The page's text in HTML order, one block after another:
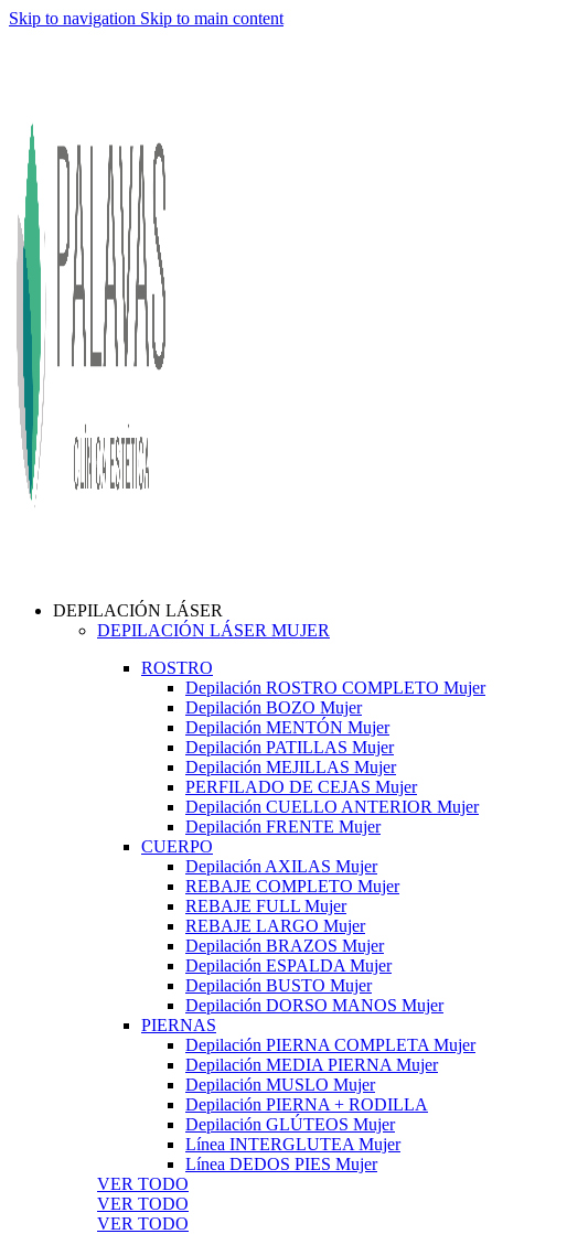
Skip to navigation Skip to main content
DEPILACIÓN LÁSER
DEPILACIÓN LÁSER MUJER
ROSTRO
Depilación ROSTRO COMPLETO Mujer
Depilación BOZO Mujer
Depilación MENTÓN Mujer
Depilación PATILLAS Mujer
Depilación MEJILLAS Mujer
PERFILADO DE CEJAS Mujer
Depilación CUELLO ANTERIOR Mujer
Depilación FRENTE Mujer
CUERPO
Depilación AXILAS Mujer
REBAJE COMPLETO Mujer
REBAJE FULL Mujer
REBAJE LARGO Mujer
Depilación BRAZOS Mujer
Depilación ESPALDA Mujer
Depilación BUSTO Mujer
Depilación DORSO MANOS Mujer
PIERNAS
Depilación PIERNA COMPLETA Mujer
Depilación MEDIA PIERNA Mujer
Depilación MUSLO Mujer
Depilación PIERNA + RODILLA
Depilación GLÚTEOS Mujer
Línea INTERGLUTEA Mujer
Línea DEDOS PIES Mujer
VER TODO
VER TODO
VER TODO